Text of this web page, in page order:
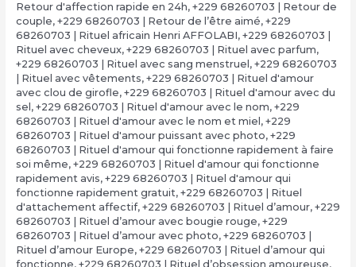
Retour d'affection rapide en 24h, +229 68260703 | Retour de
couple, +229 68260703 | Retour de l’être aimé, +229
68260703 | Rituel africain Henri AFFOLABI, +229 68260703 |
Rituel avec cheveux, +229 68260703 | Rituel avec parfum,
+229 68260703 | Rituel avec sang menstruel , +229 68260703
| Rituel avec vêtements, +229 68260703 | Rituel d'amour
avec clou de girofle, +229 68260703 | Rituel d'amour avec du
sel , +229 68260703 | Rituel d'amour avec le nom, +229
68260703 | Rituel d'amour avec le nom et miel , +229
68260703 | Rituel d'amour puissant avec photo, +229
68260703 | Rituel d'amour qui fonctionne rapidement à faire
soi même, +229 68260703 | Rituel d'amour qui fonctionne
rapidement avis, +229 68260703 | Rituel d'amour qui
fonctionne rapidement gratuit, +229 68260703 | Rituel
d'attachement affectif, +229 68260703 | Rituel d’amour, +229
68260703 | Rituel d’amour avec bougie rouge, +229
68260703 | Rituel d’amour avec photo, +229 68260703 |
Rituel d’amour Europe, +229 68260703 | Rituel d’amour qui
fonctionne, +229 68260703 | Rituel d’obsession amoureuse,